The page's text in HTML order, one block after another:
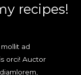
recipes!
ad
orci! Auctor